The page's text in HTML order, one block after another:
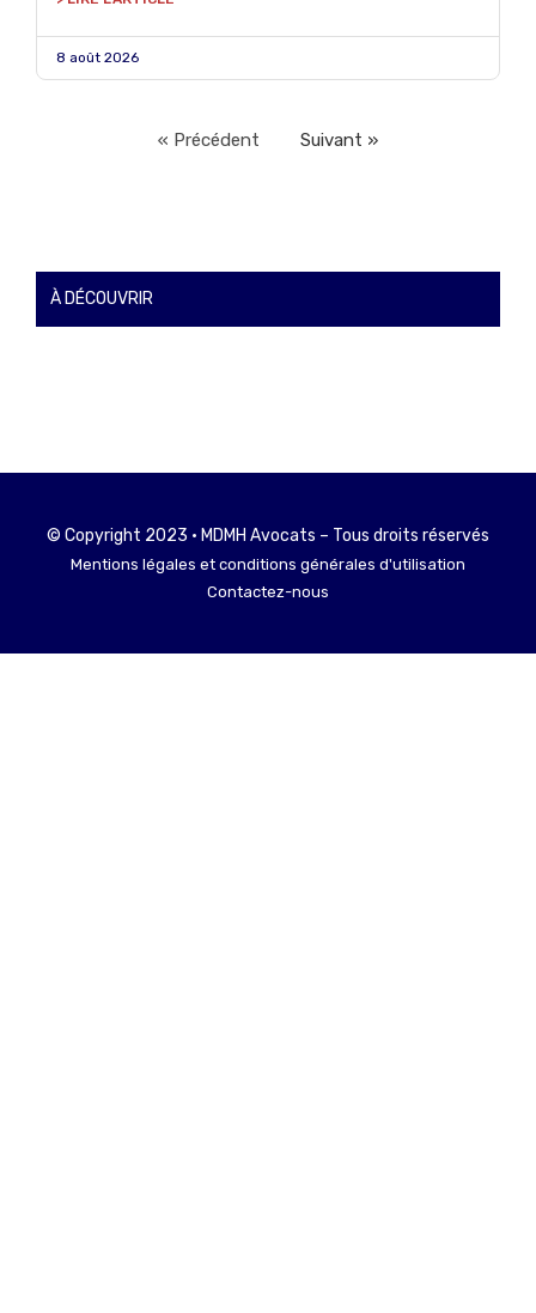
8 août 2026
« Précédent Suivant »
À DÉCOUVRIR
© Copyright 2023 • MDMH Avocats – Tous droits réservés
Mentions légales et conditions générales d'utilisation
Contactez-nous